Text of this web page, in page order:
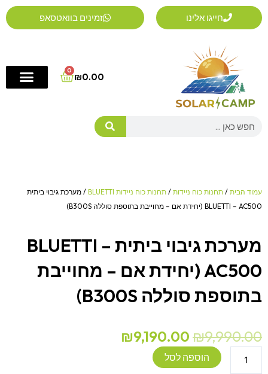
דילוג
לתוכן
חייגו אלינו זמינים בוואטסאפ
₪0.00
0
Cart
Search
עמוד הבית / תחנות כוח ניידות / תחנות כוח ניידות BLUETTI
/ מערכת גיבוי ביתית
BLUETTI – AC500 (יחידת אם – מחוייבת בתוספת סוללה B300S)
מערכת גיבוי ביתית BLUETTI –
AC500 (יחידת אם – מחוייבת
בתוספת סוללה B300S)
₪9,990.00
המחיר
המקורי
היה:
₪9,190.00
הוספה לסל